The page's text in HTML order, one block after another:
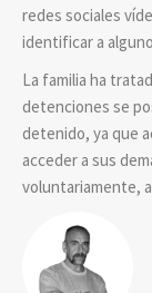
redes sociales
identificar a
La familia ha
detenciones se
detenido, ya que
acceder a sus
voluntariamente,